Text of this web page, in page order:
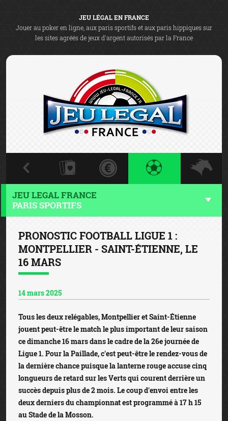
JEU LÉGAL EN FRANCE
Jouer au poker en ligne, aux paris sportifs et aux paris hippiques sur
les sites agréés de jeux d'argent autorisés par la France
JEU LEGAL FRANCE
PARIS SPORTIFS
PRONOSTIC FOOTBALL LIGUE 1 :
MONTPELLIER - SAINT-ÉTIENNE, LE
16 MARS
14 mars 2025
Tous les deux relégables, Montpellier et Saint-Étienne
jouent peut-être le match le plus important de leur saison
ce dimanche 16 mars dans le cadre de la 26e journée de
Ligue 1. Pour la Paillade, c'est peut-être le rendez-vous de
la dernière chance puisque la lanterne rouge accuse cinq
longueurs de retard sur les Verts qui courent derrière un
succès depuis plus de 2 mois. Le coup d'envoi entre les
deux derniers du championnat est programmé à 17 h 15
au Stade de la Mosson.